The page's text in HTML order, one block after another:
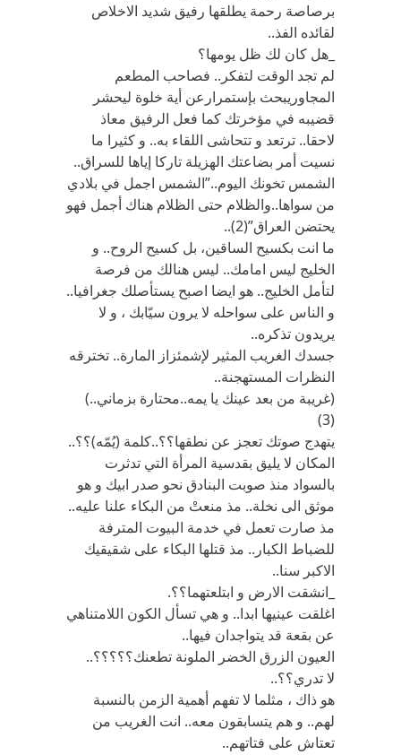
برصاصة رحمة يطلقها رفيق شديد الاخلاص
لقائده الفذ..
_هل كان لك ظل يومها؟
لم تجد الوقت لتفكر.. فصاحب المطعم
المجاوريبحث بإستمرارعن أية خلوة ليحشر
قضيبه في مؤخرتك كما فعل الرفيق معاذ
لاحقا.. ترتعد و تتحاشى اللقاء به.. و كثيرا ما
نسيت أمر بضاعتك الهزيلة تاركا إياها للسراق..
الشمس تخونك اليوم..”الشمس اجمل في بلادي
من سواها..والظلام حتى الظلام هناك أجمل فهو
يحتضن العراق”(2)..
ما انت بكسيح الساقين، بل كسيح الروح.. و
الخليج ليس امامك.. ليس هنالك من فرصة
لتأمل الخليج.. هو ايضا اصبح يستأصلك جغرافيا..
و الناس على سواحله لا يرون سيّابك ، و لا
يريدون تذكره..
جسدك الغريب المثير لإشمئزاز المارة.. تخترقه
النظرات المستهجنة..
(غريبة من بعد عينك يا يمه..محتارة بزماني..)
(3)
يتهدج صوتك تعجز عن نطقها؟؟..كلمة (يُمّه)؟؟..
المكان لا يليق بقدسية المرأة التي تدثرت
بالسواد منذ صوبت البنادق نحو صدر ابيك و هو
موثق الى نخلة.. مذ منعتْ من البكاء علنا عليه..
مذ صارت تعمل في خدمة البيوت المترفة
للضباط الكبار.. مذ قتلها البكاء على شقيقيك
الاكبر سنا..
_انشقت الارض و ابتلعتهما؟؟.
اغلقت عينيها ابدا.. و هي تسأل الكون اللامتناهي
عن بقعة قد يتواجدان فيها..
العيون الزرق الخضر الملونة تطعنك؟؟؟؟؟..
لا تدري؟؟..
هو ذاك ، مثلما لا تفهم أهمية الزمن بالنسبة
لهم.. و هم يتسابقون معه.. انت الغريب من
تعتاش على فتاتهم..